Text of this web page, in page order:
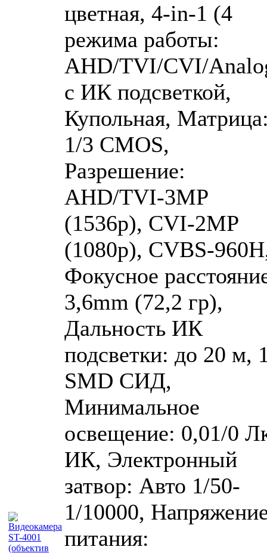
цветная, 4-in-1 (4
режима работы:
AHD/TVI/CVI/
с ИК подсветкой,
Купольная,
1/3 CMOS,
Разрешение:
AHD/TVI-3MP
(1536p), CVI-2MP
(1080p), CVBS-
Фокусное
3,6mm (72,2 гр),
Дальность ИК
подсветки: до 20 м,
SMD СИД,
Минимальное
освещение: 0,01/0
ИК, Электронный
затвор: Авто 1/50-
1/10000,
питания: